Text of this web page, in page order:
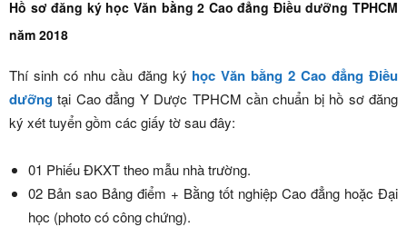
Hồ sơ đăng ký học Văn bằng 2 Cao đẳng Điều dưỡng TPHCM
năm 2018
Thí sinh có nhu cầu đăng ký học Văn bằng 2 Cao đẳng Điều
dưỡng tại Cao đẳng Y Dược TPHCM cần chuẩn bị hồ sơ đăng
ký xét tuyển gồm các giấy tờ sau đây:
01 Phiếu ĐKXT theo mẫu nhà trường.
02 Bản sao Bảng điểm + Bằng tốt nghiệp Cao đẳng hoặc Đại
học (photo có công chứng).